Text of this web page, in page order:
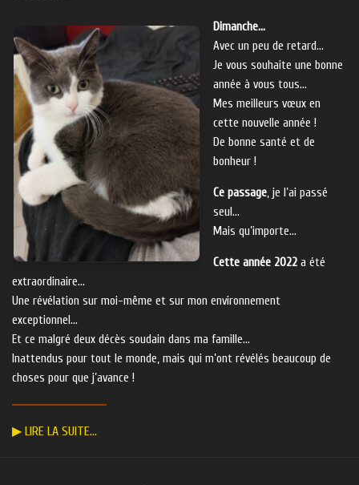
Dimanche…
Avec un peu de retard…
Je vous souhaite une bonne
année à vous tous…
Mes meilleurs vœux en
cette nouvelle année !
De bonne santé et de
bonheur !
Ce passage, je l’ai passé
seul…
Mais qu’importe…
Cette année 2022 a été
extraordinaire…
Une révélation sur moi-même et sur mon environnement
exceptionnel…
Et ce malgré deux décès soudain dans ma famille…
Inattendus pour tout le monde, mais qui m’ont révélés beaucoup de
choses pour que j’avance !
▶ LIRE LA SUITE…